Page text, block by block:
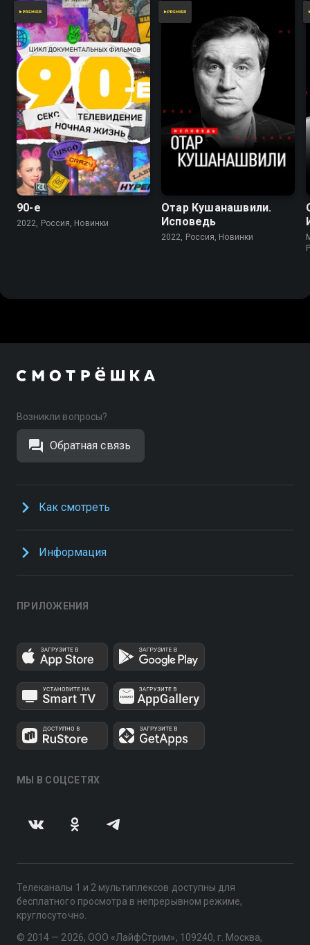
90-е
2022, Россия, Новинки
Отар Кушанашвили.
Исповедь
2022, Россия, Новинки
Возникли вопросы?
Обратная связь
Как смотреть
Информация
ПРИЛОЖЕНИЯ
МЫ В СОЦСЕТЯХ
Телеканалы 1 и 2 мультиплексов доступны для
бесплатного просмотра в непрерывном режиме,
круглосуточно.
© 2014 — 2026, ООО «ЛайфСтрим», 109240, г. Москва,